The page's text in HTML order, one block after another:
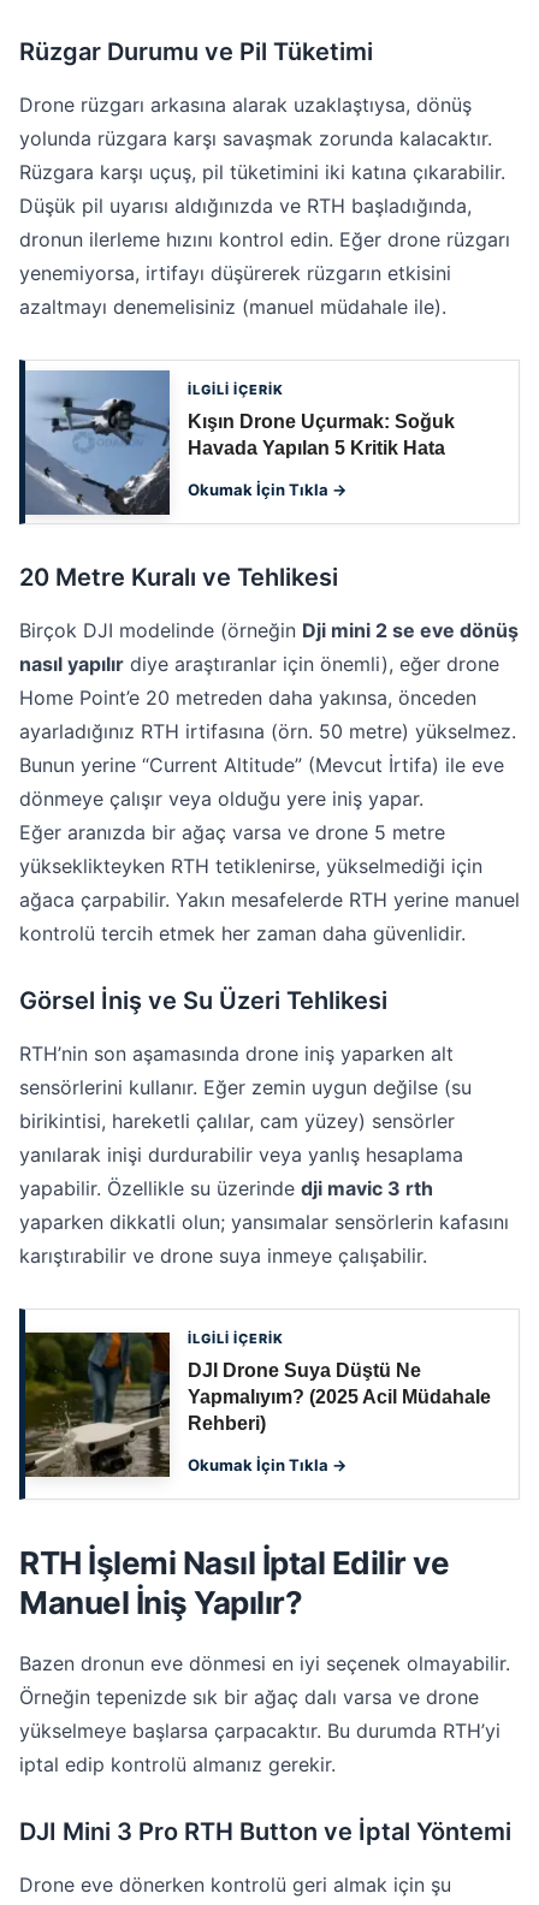
Rüzgar Durumu ve Pil Tüketimi
Drone rüzgarı arkasına alarak uzaklaştıysa, dönüş
yolunda rüzgara karşı savaşmak zorunda kalacaktır.
Rüzgara karşı uçuş, pil tüketimini iki katına çıkarabilir.
Düşük pil uyarısı aldığınızda ve RTH başladığında,
dronun ilerleme hızını kontrol edin. Eğer drone rüzgarı
yenemiyorsa, irtifayı düşürerek rüzgarın etkisini
azaltmayı denemelisiniz (manuel müdahale ile).
İLGİLİ İÇERİK
Kışın Drone Uçurmak: Soğuk
Havada Yapılan 5 Kritik Hata
Okumak İçin Tıkla →
20 Metre Kuralı ve Tehlikesi
Birçok DJI modelinde (örneğin Dji mini 2 se eve dönüş
nasıl yapılır diye araştıranlar için önemli), eğer drone
Home Point’e 20 metreden daha yakınsa, önceden
ayarladığınız RTH irtifasına (örn. 50 metre) yükselmez.
Bunun yerine “Current Altitude” (Mevcut İrtifa) ile eve
dönmeye çalışır veya olduğu yere iniş yapar.
Eğer aranızda bir ağaç varsa ve drone 5 metre
yükseklikteyken RTH tetiklenirse, yükselmediği için
ağaca çarpabilir. Yakın mesafelerde RTH yerine manuel
kontrolü tercih etmek her zaman daha güvenlidir.
Görsel İniş ve Su Üzeri Tehlikesi
RTH’nin son aşamasında drone iniş yaparken alt
sensörlerini kullanır. Eğer zemin uygun değilse (su
birikintisi, hareketli çalılar, cam yüzey) sensörler
yanılarak inişi durdurabilir veya yanlış hesaplama
yapabilir. Özellikle su üzerinde dji mavic 3 rth
yaparken dikkatli olun; yansımalar sensörlerin kafasını
karıştırabilir ve drone suya inmeye çalışabilir.
İLGİLİ İÇERİK
DJI Drone Suya Düştü Ne
Yapmalıyım? (2025 Acil Müdahale
Rehberi)
Okumak İçin Tıkla →
RTH İşlemi Nasıl İptal Edilir ve
Manuel İniş Yapılır?
Bazen dronun eve dönmesi en iyi seçenek olmayabilir.
Örneğin tepenizde sık bir ağaç dalı varsa ve drone
yükselmeye başlarsa çarpacaktır. Bu durumda RTH’yi
iptal edip kontrolü almanız gerekir.
DJI Mini 3 Pro RTH Button ve İptal Yöntemi
Drone eve dönerken kontrolü geri almak için şu